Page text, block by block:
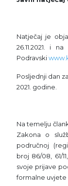
Natječaj je
26.11.2021. i
Podravski
Posljednji dan
2021. godine.
Na temelju
Zakona o
područnoj
broj 86/08, 61/
svoje prijave
formalne uvjete